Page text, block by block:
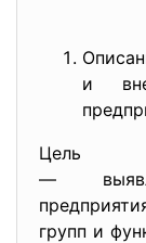
и
Цель
—
групп и